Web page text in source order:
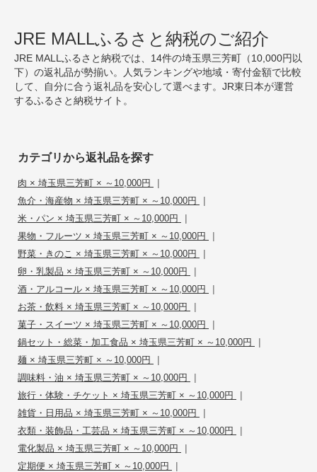
JRE MALLふるさと納税のご紹介
JRE MALLふるさと納税では、14件の埼玉県三芳町（10,000円以
下）の返礼品が勢揃い。人気ランキングや地域・寄付金額で比較
して、自分に合う返礼品を安心して選べます。JR東日本が運営
するふるさと納税サイト。
カテゴリから返礼品を探す
肉 × 埼玉県三芳町 × ～10,000円 |
魚介・海産物 × 埼玉県三芳町 × ～10,000円 |
米・パン × 埼玉県三芳町 × ～10,000円 |
果物・フルーツ × 埼玉県三芳町 × ～10,000円 |
野菜・きのこ × 埼玉県三芳町 × ～10,000円 |
卵・乳製品 × 埼玉県三芳町 × ～10,000円 |
酒・アルコール × 埼玉県三芳町 × ～10,000円 |
お茶・飲料 × 埼玉県三芳町 × ～10,000円 |
菓子・スイーツ × 埼玉県三芳町 × ～10,000円 |
鍋セット・総菜・加工食品 × 埼玉県三芳町 × ～10,000円 |
麺 × 埼玉県三芳町 × ～10,000円 |
調味料・油 × 埼玉県三芳町 × ～10,000円 |
旅行・体験・チケット × 埼玉県三芳町 × ～10,000円 |
雑貨・日用品 × 埼玉県三芳町 × ～10,000円 |
衣類・装飾品・工芸品 × 埼玉県三芳町 × ～10,000円 |
電化製品 × 埼玉県三芳町 × ～10,000円 |
定期便 × 埼玉県三芳町 × ～10,000円 |